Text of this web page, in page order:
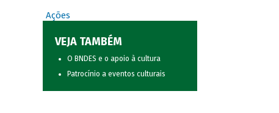
Ações
VEJA TAMBÉM
O BNDES e o apoio à cultura
Patrocínio a eventos culturais